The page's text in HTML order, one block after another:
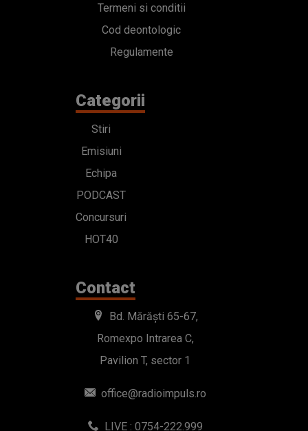
Termeni si conditii
Cod deontologic
Regulamente
Categorii
Stiri
Emisiuni
Echipa
PODCAST
Concursuri
HOT40
Contact
Bd. Mărăști 65-67,
Romexpo Intrarea C,
Pavilion T, sector 1
office@radioimpuls.ro
LIVE : 0754-222.999